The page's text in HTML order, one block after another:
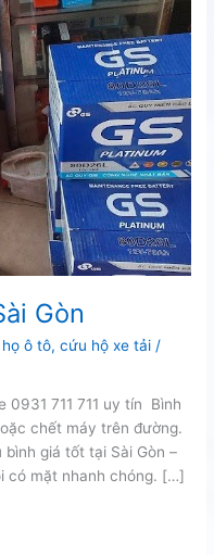
Gòn
ô tô,cứu hộ xe tải /
0931 711 711 uy tín Bình
chết máy trên đường.
giá tốt tại Sài Gòn –
có mặt nhanh chóng. […]